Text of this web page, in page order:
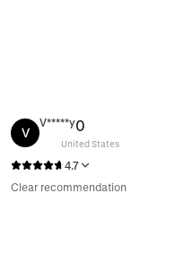
V
V*****y0
United States
4.7
Clear recommendation